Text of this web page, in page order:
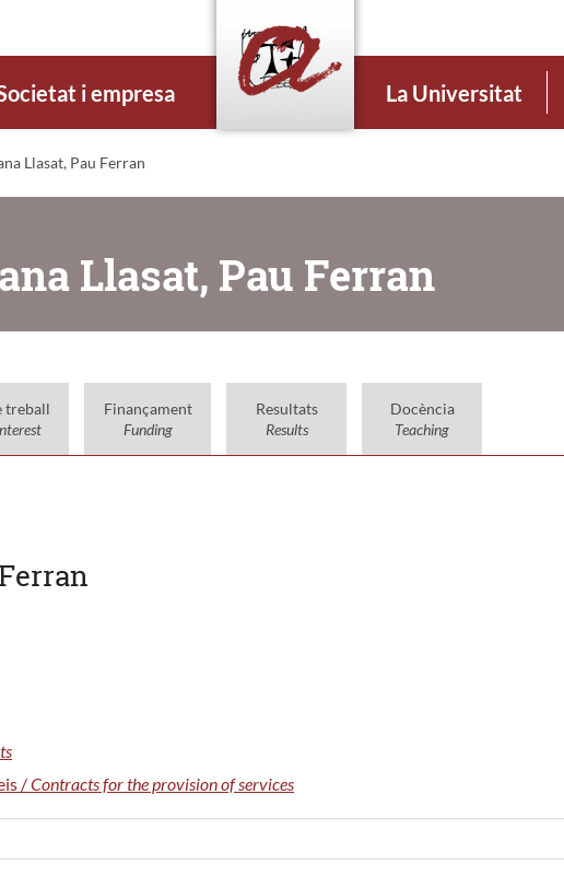
i empresa La Universitat
Llasat, Pau Ferran
Llasat, Pau Ferran
treball
Finançament
Funding
Resultats
Results
Docència
Teaching
/Contracts for the provision of services